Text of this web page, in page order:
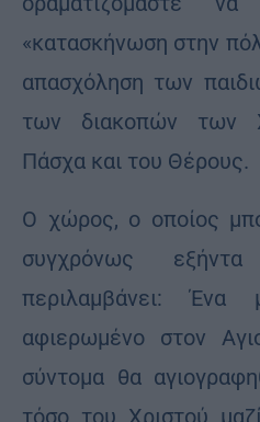
«κατασκήνωση στην
απασχόληση των
των διακοπών των
Πάσχα και του Θέρους.
Ο χώρος, ο οποίος
συγχρόνως
περιλαμβάνει: Ένα
αφιερωμένο στον
σύντομα θα
τόσο του Χριστού